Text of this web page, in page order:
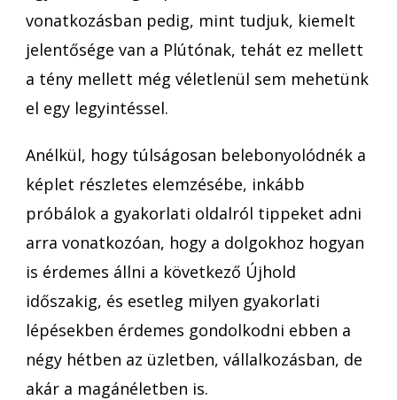
vonatkozásban pedig, mint tudjuk, kiemelt
jelentősége van a Plútónak, tehát ez mellett
a tény mellett még véletlenül sem mehetünk
el egy legyintéssel.
Anélkül, hogy túlságosan belebonyolódnék a
képlet részletes elemzésébe, inkább
próbálok a gyakorlati oldalról tippeket adni
arra vonatkozóan, hogy a dolgokhoz hogyan
is érdemes állni a következő Újhold
időszakig, és esetleg milyen gyakorlati
lépésekben érdemes gondolkodni ebben a
négy hétben az üzletben, vállalkozásban, de
akár a magánéletben is.